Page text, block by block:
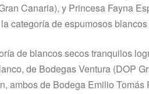
Canaria), y Princesa Fayna
categoría de espumosos
de blancos secos tranquilos
de Bodegas Ventura (DOP
ambos de Bodega Emilio Tomás